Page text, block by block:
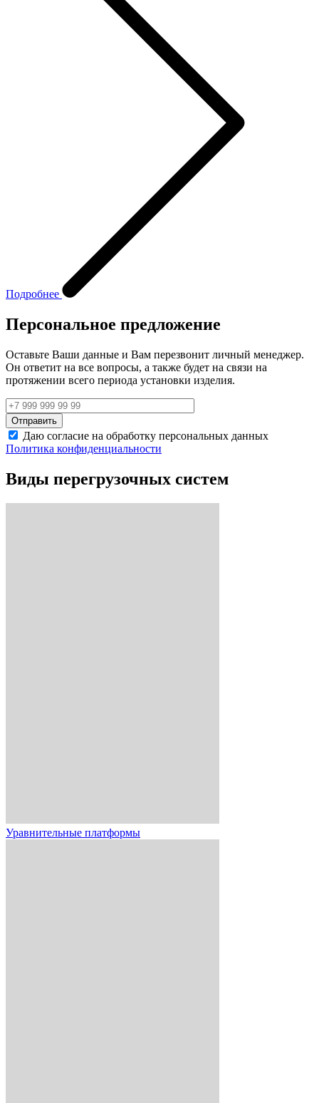
Подробнее
Персональное предложение
Оставьте Ваши данные и Вам перезвонит личный менеджер.
Он ответит на все вопросы, а также будет на связи на
протяжении всего периода установки изделия.
Даю согласие на обработку персональных данных
Политика конфиденциальности
Виды перегрузочных систем
Уравнительные платформы